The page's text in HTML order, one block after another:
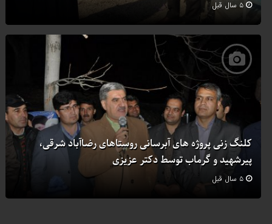
۵ سال قبل
کلنگ زنی پروژه های آبرسانی روستاهای رضاآباد شرقی،
پیرشهید و گرماب توسط دکتر عزیزی
۵ سال قبل